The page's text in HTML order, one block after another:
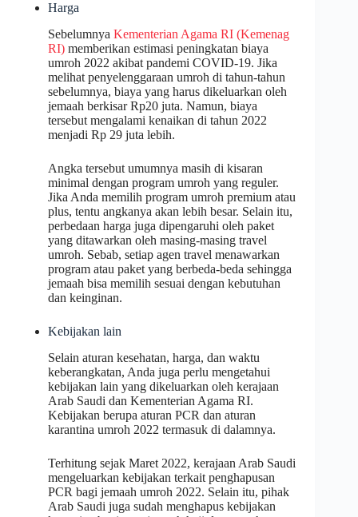
Harga
Sebelumnya Kementerian Agama RI (Kemenag
RI) memberikan estimasi peningkatan biaya
umroh 2022 akibat pandemi COVID-19. Jika
melihat penyelenggaraan umroh di tahun-tahun
sebelumnya, biaya yang harus dikeluarkan oleh
jemaah berkisar Rp20 juta. Namun, biaya
tersebut mengalami kenaikan di tahun 2022
menjadi Rp 29 juta lebih.
Angka tersebut umumnya masih di kisaran
minimal dengan program umroh yang reguler.
Jika Anda memilih program umroh premium atau
plus, tentu angkanya akan lebih besar. Selain itu,
perbedaan harga juga dipengaruhi oleh paket
yang ditawarkan oleh masing-masing travel
umroh. Sebab, setiap agen travel menawarkan
program atau paket yang berbeda-beda sehingga
jemaah bisa memilih sesuai dengan kebutuhan
dan keinginan.
Kebijakan lain
Selain aturan kesehatan, harga, dan waktu
keberangkatan, Anda juga perlu mengetahui
kebijakan lain yang dikeluarkan oleh kerajaan
Arab Saudi dan Kementerian Agama RI.
Kebijakan berupa aturan PCR dan aturan
karantina umroh 2022 termasuk di dalamnya.
Terhitung sejak Maret 2022, kerajaan Arab Saudi
mengeluarkan kebijakan terkait penghapusan
PCR bagi jemaah umroh 2022. Selain itu, pihak
Arab Saudi juga sudah menghapus kebijakan